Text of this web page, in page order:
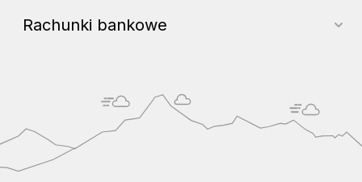
Rachunki bankowe